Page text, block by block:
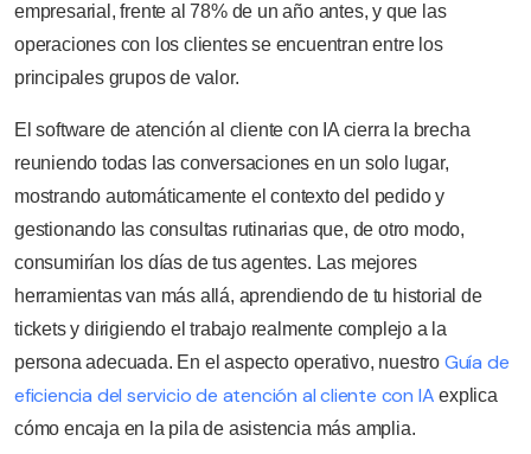
empresarial, frente al 78% de un año antes, y que las
operaciones con los clientes se encuentran entre los
principales grupos de valor.
El software de atención al cliente con IA cierra la brecha
reuniendo todas las conversaciones en un solo lugar,
mostrando automáticamente el contexto del pedido y
gestionando las consultas rutinarias que, de otro modo,
consumirían los días de tus agentes. Las mejores
herramientas van más allá, aprendiendo de tu historial de
tickets y dirigiendo el trabajo realmente complejo a la
persona adecuada. En el aspecto operativo, nuestro Guía de
eficiencia del servicio de atención al cliente con IA explica
cómo encaja en la pila de asistencia más amplia.